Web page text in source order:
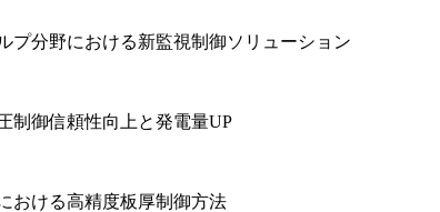
プ分野における新監視制御ソリューション
御信頼性向上と発電量UP
おける高精度板厚制御方法